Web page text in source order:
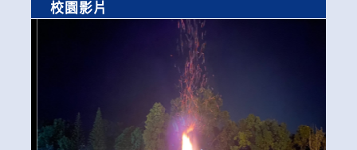
校園影片